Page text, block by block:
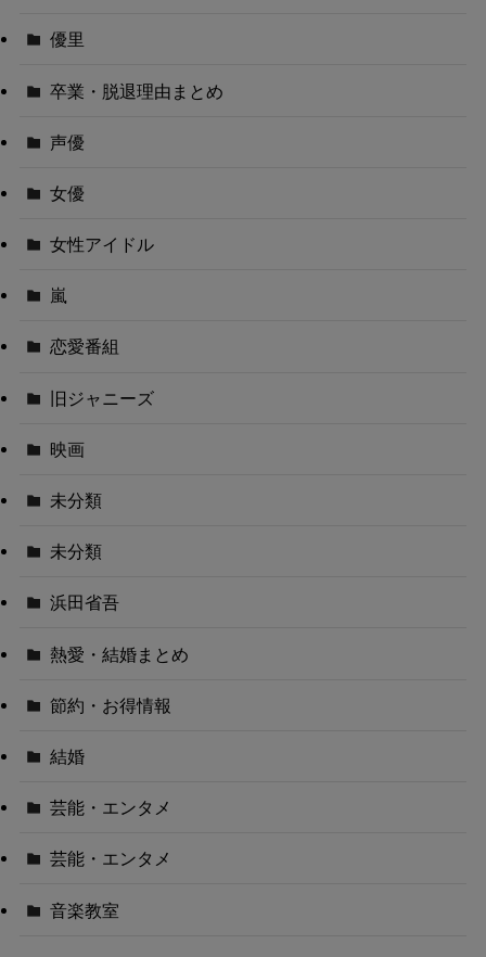
優里
卒業・脱退理由まとめ
声優
女優
女性アイドル
嵐
恋愛番組
旧ジャニーズ
映画
未分類
未分類
浜田省吾
熱愛・結婚まとめ
節約・お得情報
結婚
芸能・エンタメ
芸能・エンタメ
音楽教室